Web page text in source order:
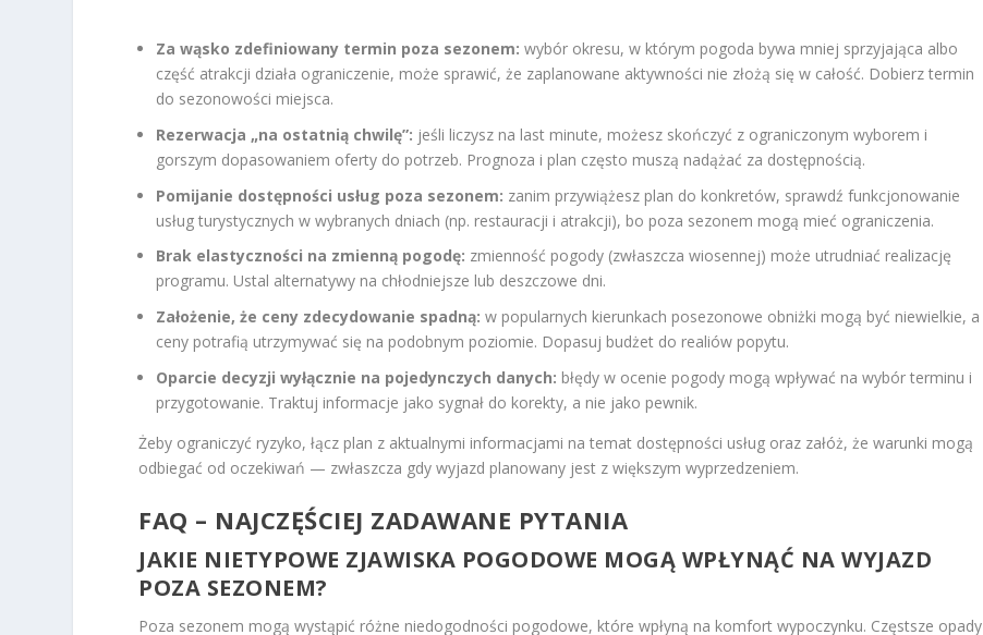
Za wąsko zdefiniowany termin poza sezonem: wybór okresu, w którym pogoda bywa mniej sprzyjająca albo
część atrakcji działa ograniczenie, może sprawić, że zaplanowane aktywności nie złożą się w całość. Dobierz termin
do sezonowości miejsca.
Rezerwacja „na ostatnią chwilę”: jeśli liczysz na last minute, możesz skończyć z ograniczonym wyborem i
gorszym dopasowaniem oferty do potrzeb. Prognoza i plan często muszą nadążać za dostępnością.
Pomijanie dostępności usług poza sezonem: zanim przywiążesz plan do konkretów, sprawdź funkcjonowanie
usług turystycznych w wybranych dniach (np. restauracji i atrakcji), bo poza sezonem mogą mieć ograniczenia.
Brak elastyczności na zmienną pogodę: zmienność pogody (zwłaszcza wiosennej) może utrudniać realizację
programu. Ustal alternatywy na chłodniejsze lub deszczowe dni.
Założenie, że ceny zdecydowanie spadną: w popularnych kierunkach posezonowe obniżki mogą być niewielkie, a
ceny potrafią utrzymywać się na podobnym poziomie. Dopasuj budżet do realiów popytu.
Oparcie decyzji wyłącznie na pojedynczych danych: błędy w ocenie pogody mogą wpływać na wybór terminu i
przygotowanie. Traktuj informacje jako sygnał do korekty, a nie jako pewnik.
Żeby ograniczyć ryzyko, łącz plan z aktualnymi informacjami na temat dostępności usług oraz załóż, że warunki mogą
odbiegać od oczekiwań — zwłaszcza gdy wyjazd planowany jest z większym wyprzedzeniem.
FAQ – NAJCZĘŚCIEJ ZADAWANE PYTANIA
JAKIE NIETYPOWE ZJAWISKA POGODOWE MOGĄ WPŁYNĄĆ NA WYJAZD
POZA SEZONEM?
Poza sezonem mogą wystąpić różne niedogodności pogodowe, które wpłyną na komfort wypoczynku. Częstsze opady